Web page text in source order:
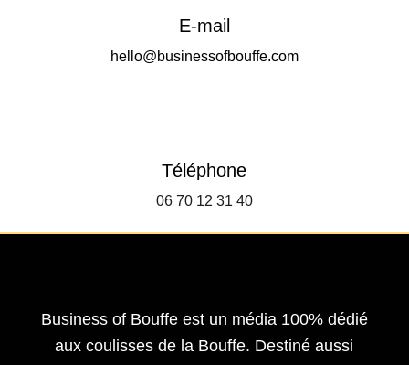
E-mail
hello@businessofbouffe.com
Téléphone
06 70 12 31 40
Business of Bouffe est un média 100% dédié
aux coulisses de la Bouffe. Destiné aussi